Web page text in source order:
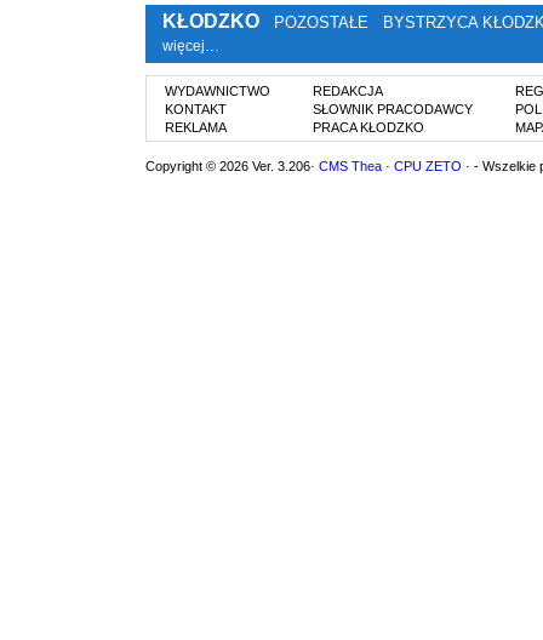
KŁODZKO POZOSTAŁE BYSTRZYCA
więcej…
WYDAWNICTWO
KONTAKT
REKLAMA
REDAKCJA
SŁOWNIK PRACODAWCY
PRACA KŁODZKO
Copyright © 2026 Ver. 3.206· CMS Thea · CPU ZETO · - Wszelkie